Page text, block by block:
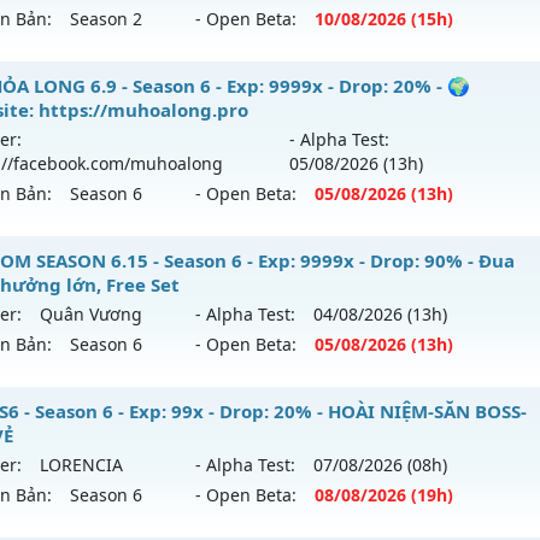
200x - Drop: 20%
loại: Mu Nguyên bản Webzen
GameGuard
Bản: Season 2 - Open Beta: 10/08/2026 (15h)
- MU HÀ NỘI - Mu SEASON 2 - CÀY CUỐC PK
mới ra tháng 08 2026 - Mở máy chủ
Thánh Nữ
150x - Drop: 10%
loại: Mu Nguyên bản Webzen
IGMU.DEV
LONG 6.9 - Season 6 - Exp: 9999x - Drop: 20% - 🌍
https://muhoalong.pro
facebook.com/muhoalong
- Alpha Test:
05/08/2026 (13h)
Bản:
Season 6 - Open Beta: 05/08/2026 (13h)
LONG 6.9 - 🌍 Website: https://muhoalong.pro
ra tháng 08 2026 - Mở máy chủ https://facebook.com/
08/2626
Non Reset
Mu Nguyên bản Webzen
XShield
SEASON 6.15 - Season 6 - Exp: 9999x - Drop: 90% - Đua
lớn, Free Set
Quân Vương - Alpha Test: 04/08/2026 (13h)
Bản:
Season 6 - Open Beta: 05/08/2026 (13h)
SEASON 6.15 - Đua Top thưởng lớn, Free Set
mới ra tháng 08 2026 - Mở máy chủQuân Vương
9999x - Drop: 90%
- Season 6 - Exp: 99x - Drop: 20% - HOÀI NIỆM-SĂN BOSS-
LORENCIA - Alpha Test: 07/08/2026 (08h)
Bản:
Season 6 - Open Beta: 08/08/2026 (19h)